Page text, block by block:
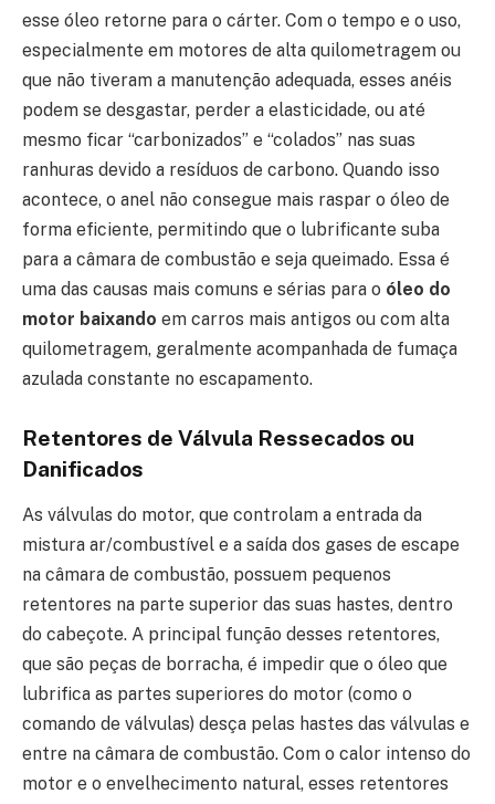
esse óleo retorne para o cárter. Com o tempo e o uso,
especialmente em motores de alta quilometragem ou
que não tiveram a manutenção adequada, esses anéis
podem se desgastar, perder a elasticidade, ou até
mesmo ficar “carbonizados” e “colados” nas suas
ranhuras devido a resíduos de carbono. Quando isso
acontece, o anel não consegue mais raspar o óleo de
forma eficiente, permitindo que o lubrificante suba
para a câmara de combustão e seja queimado. Essa é
uma das causas mais comuns e sérias para o óleo do
motor baixando em carros mais antigos ou com alta
quilometragem, geralmente acompanhada de fumaça
azulada constante no escapamento.
Retentores de Válvula Ressecados ou
Danificados
As válvulas do motor, que controlam a entrada da
mistura ar/combustível e a saída dos gases de escape
na câmara de combustão, possuem pequenos
retentores na parte superior das suas hastes, dentro
do cabeçote. A principal função desses retentores,
que são peças de borracha, é impedir que o óleo que
lubrifica as partes superiores do motor (como o
comando de válvulas) desça pelas hastes das válvulas e
entre na câmara de combustão. Com o calor intenso do
motor e o envelhecimento natural, esses retentores